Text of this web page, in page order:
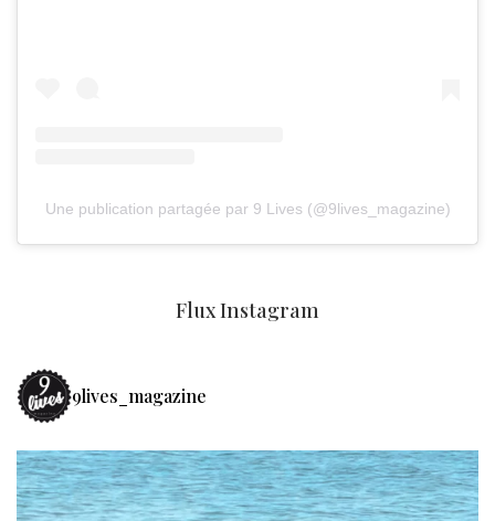
Une publication partagée par 9 Lives (@9lives_magazine)
Flux Instagram
9lives_magazine